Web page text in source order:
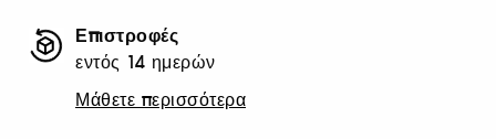
Επιστροφές
εντός 14 ημερών
Μάθετε περισσότερα